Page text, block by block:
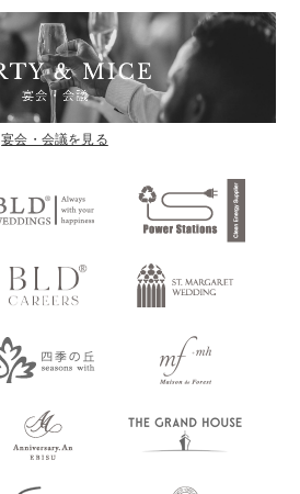
宴会・会議を見る